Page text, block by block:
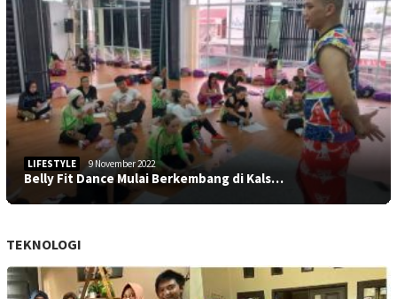
LIFESTYLE 9 November 2022
Belly Fit Dance Mulai Berkembang di Kals…
TEKNOLOGI